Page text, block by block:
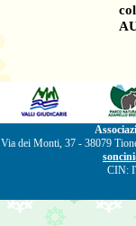
Via dei Monti, 37 - 38079
CIN: